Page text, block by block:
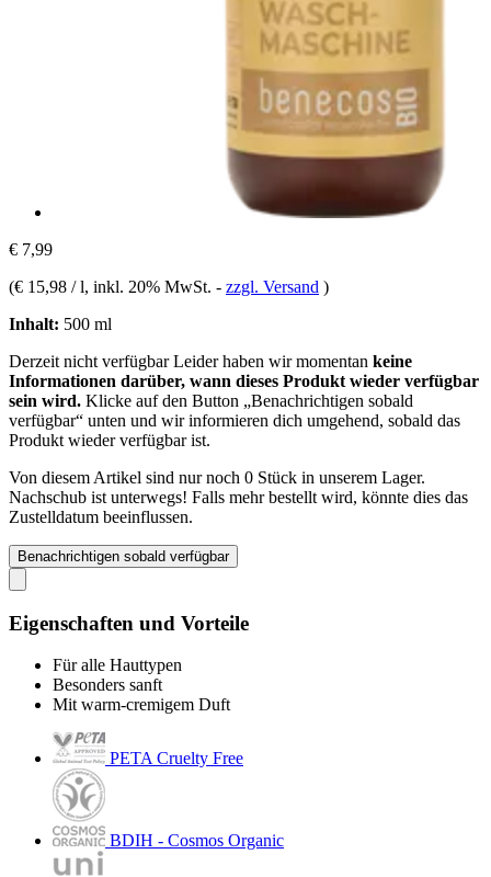
€ 7,99
(€ 15,98 / l, inkl. 20% MwSt. - zzgl. Versand )
Inhalt: 500 ml
Derzeit nicht verfügbarLeider haben wir momentan keine
Informationen darüber, wann dieses Produkt wieder verfügbar
sein wird. Klicke auf den Button „Benachrichtigen sobald
verfügbar“ unten und wir informieren dich umgehend, sobald das
Produkt wieder verfügbar ist.
Von diesem Artikel sind nur noch 0 Stück in unserem Lager.
Nachschub ist unterwegs! Falls mehr bestellt wird, könnte dies das
Zustelldatum beeinflussen.
Benachrichtigen sobald verfügbar
Eigenschaften und Vorteile
Für alle Hauttypen
Besonders sanft
Mit warm-cremigem Duft
PETA Cruelty Free
BDIH - Cosmos Organic